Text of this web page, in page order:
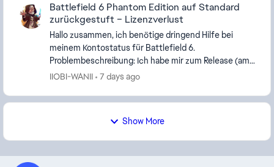
Battlefield 6 Phantom Edition auf Standard
zurückgestuft – Lizenzverlust
Hallo zusammen, ich benötige dringend Hilfe bei
meinem Kontostatus für Battlefield 6.
Problembeschreibung: Ich habe mir zum Release (am
26.09.2025) die Phantom Edition über die EA App
IIOBI-WANII 7 days ago
Show More